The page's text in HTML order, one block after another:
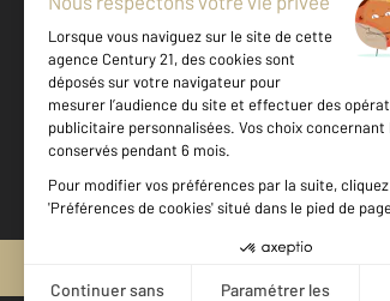
Votre agence est
Achat
Vente
9,2/10
Mentions légales & CGU